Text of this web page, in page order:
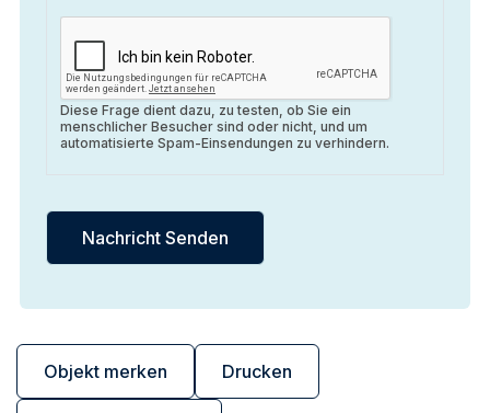
Objekt merken Drucken
Diese Frage dient dazu, zu testen, ob Sie ein
menschlicher Besucher sind oder nicht, und um
automatisierte Spam-Einsendungen zu verhindern.